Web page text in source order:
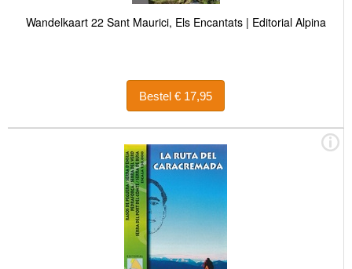
Wandelkaart 22 Sant Maurici, Els Encantats | Editorial Alpina
Bestel € 17,95